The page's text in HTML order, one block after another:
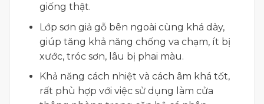
giống thật.
Lớp sơn giả gỗ bên ngoài cùng khá dày,
giúp tăng khả năng chống va chạm, ít bị
xước, tróc sơn, lâu bị phai màu.
Khả năng cách nhiệt và cách âm khá tốt,
rất phù hợp với việc sử dụng làm cửa